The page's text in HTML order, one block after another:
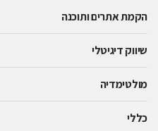
field
הקמת אתרים ותוכנה
שיווק דיגיטלי
מולטימדיה
כללי